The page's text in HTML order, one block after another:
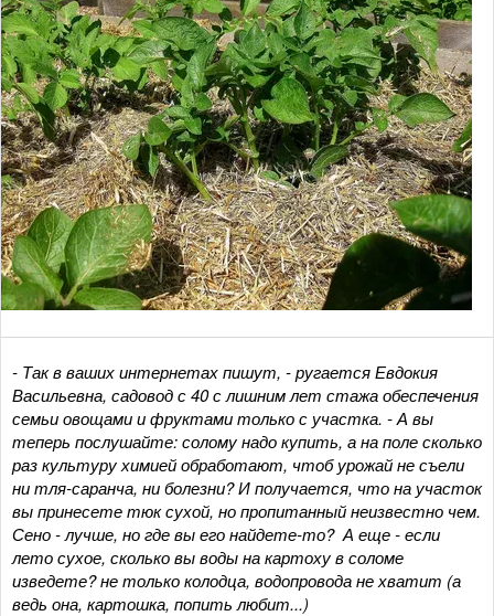
- Так в ваших интернетах пишут, - ругается Евдокия
Васильевна, садовод с 40 с лишним лет стажа обеспечения
семьи овощами и фруктами только с участка. - А вы
теперь послушайте: солому надо купить, а на поле сколько
раз культуру химией обработают, чтоб урожай не съели
ни тля-саранча, ни болезни? И получается, что на участок
вы принесете тюк сухой, но пропитанный неизвестно чем.
Сено - лучше, но где вы его найдете-то? А еще - если
лето сухое, сколько вы воды на картоху в соломе
изведете? не только колодца, водопровода не хватит (а
ведь она, картошка, попить любит...)